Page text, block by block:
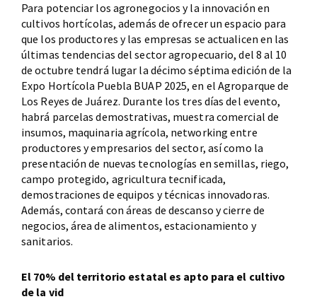
Para potenciar los agronegocios y la innovación en
cultivos hortícolas, además de ofrecer un espacio para
que los productores y las empresas se actualicen en las
últimas tendencias del sector agropecuario, del 8 al 10
de octubre tendrá lugar la décimo séptima edición de la
Expo Hortícola Puebla BUAP 2025, en el Agroparque de
Los Reyes de Juárez. Durante los tres días del evento,
habrá parcelas demostrativas, muestra comercial de
insumos, maquinaria agrícola, networking entre
productores y empresarios del sector, así como la
presentación de nuevas tecnologías en semillas, riego,
campo protegido, agricultura tecnificada,
demostraciones de equipos y técnicas innovadoras.
Además, contará con áreas de descanso y cierre de
negocios, área de alimentos, estacionamiento y
sanitarios.
El 70% del territorio estatal es apto para el cultivo
de la vid